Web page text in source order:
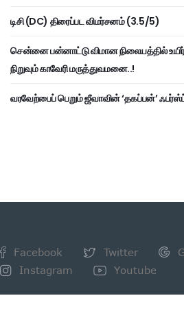
டிசி (DC) திரைப்பட விமர்சனம் (3.5/5)
சென்னை பன்னாட்டு விமான நிலையத்தில்
நிறுவும் காவேரி மருத்துவமனை..!
வரவேற்பைப் பெறும் ஜீவாவின் ‘தகப்பன்’
Facebook Twitter
Instagram
Youtube